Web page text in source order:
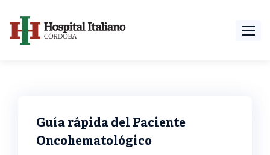
Guía rápida del Paciente
Oncohematológico